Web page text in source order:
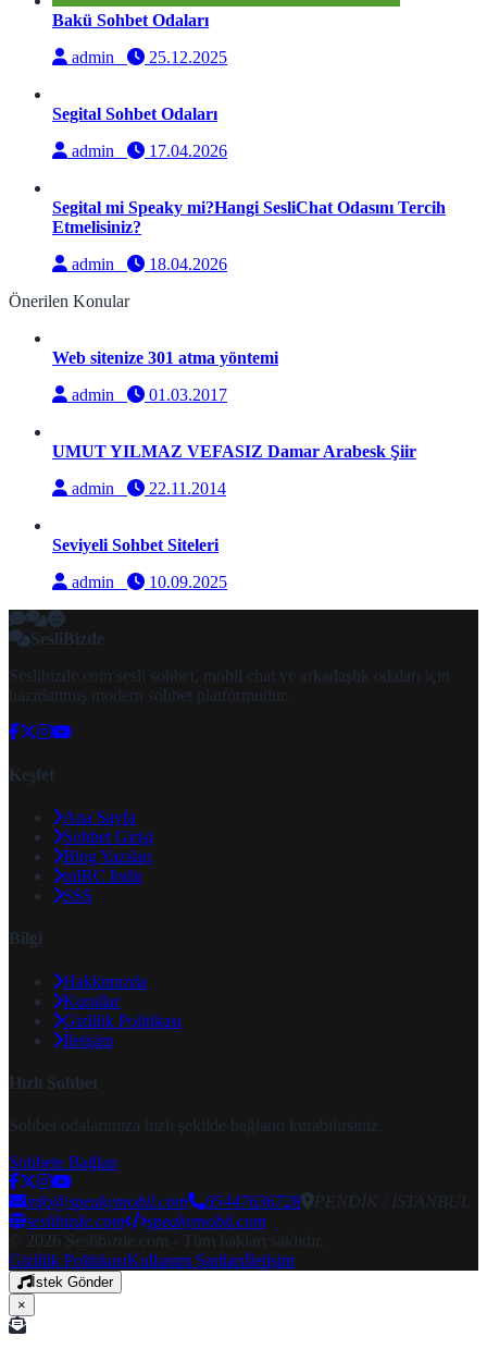
Bakü Sohbet Odaları
admin
25.12.2025
Segital Sohbet Odaları
admin
17.04.2026
Segital mi Speaky mi?Hangi SesliChat Odasını Tercih
Etmelisiniz?
admin
18.04.2026
Önerilen Konular
Web sitenize 301 atma yöntemi
admin
01.03.2017
UMUT YILMAZ VEFASIZ Damar Arabesk Şiir
admin
22.11.2014
Seviyeli Sohbet Siteleri
admin
10.09.2025
SesliBizde
Seslibizde.com sesli sohbet, mobil chat ve arkadaşlık odaları için
hazırlanmış modern sohbet platformudur.
Keşfet
Ana Sayfa
Sohbet Girişi
Blog Yazıları
mIRC İndir
SSS
Bilgi
Hakkımızda
Kurallar
Gizlilik Politikası
İletişim
Hızlı Sohbet
Sohbet odalarımıza hızlı şekilde bağlantı kurabilirsiniz.
Sohbete Bağlan
info@speakymobil.com 05447636728
PENDİK / İSTANBUL
seslibizde.com
speakymobil.com
© 2026 Seslibizde.com - Tüm hakları saklıdır.
Gizlilik PolitikasıKullanım Şartlarıİletişim
İstek Gönder
×